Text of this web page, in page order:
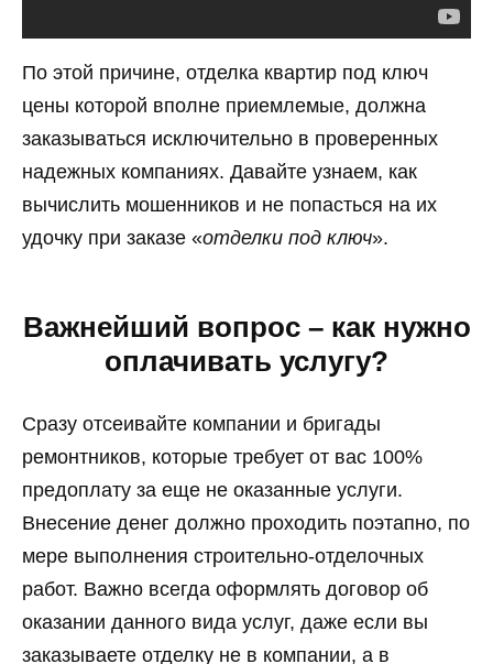
По этой причине, отделка квартир под ключ
цены которой вполне приемлемые, должна
заказываться исключительно в проверенных
надежных компаниях. Давайте узнаем, как
вычислить мошенников и не попасться на их
удочку при заказе «отделки под ключ».
Важнейший вопрос – как нужно
оплачивать услугу?
Сразу отсеивайте компании и бригады
ремонтников, которые требует от вас 100%
предоплату за еще не оказанные услуги.
Внесение денег должно проходить поэтапно, по
мере выполнения строительно-отделочных
работ. Важно всегда оформлять договор об
оказании данного вида услуг, даже если вы
заказываете отделку не в компании, а в